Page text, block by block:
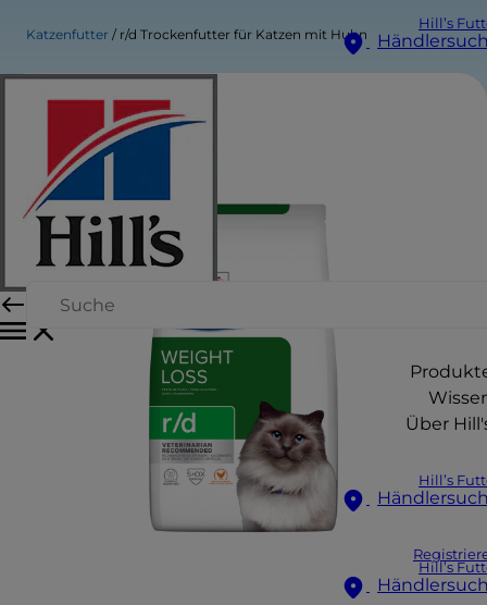
Hill’s
Über
Hill’s
Hill’s
Katzenfutter r/d Trockenfutter für Katzen mit Huhn